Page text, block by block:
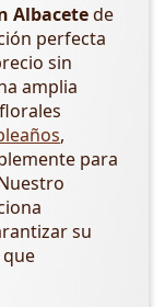
Albacetede
perfecta
sin
amplia
,
para
su